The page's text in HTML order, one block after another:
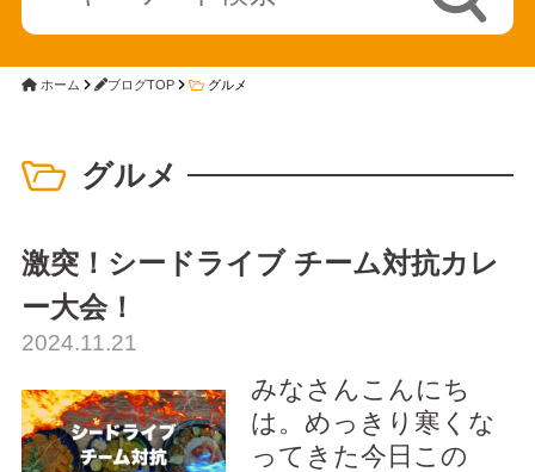
ホーム ブログTOP グルメ
グルメ
激突！シードライブ チーム対抗カレ
ー大会！
2024.11.21
みなさんこんにち
は。めっきり寒くな
ってきた今日この